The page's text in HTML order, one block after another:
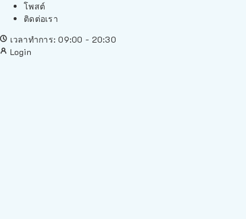
โพสต์
ติดต่อเรา
เวลาทำการ: 09:00 - 20:30
Login